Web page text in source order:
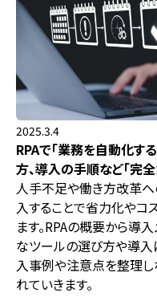
2025.3.4
RPAで「業務を自動化す
方、導入の手順など「完全
人手不足や働き方改革へ
入することで省力化やコ
ます。RPAの概要から導
なツールの選び方や導入
入事例や注意点を整理し
れていきます。